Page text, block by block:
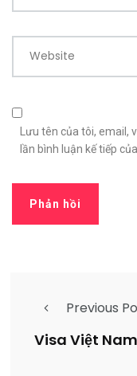
Website
Lưu tên của tôi, email,
lần bình luận kế tiếp
Previous
Visa Việt